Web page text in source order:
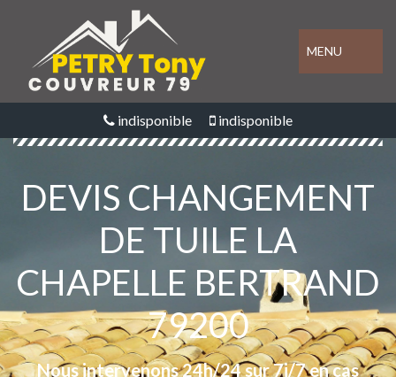
MENU
indisponible indisponible
DEVIS CHANGEMENT
DE TUILE LA
CHAPELLE BERTRAND
79200
Nous intervenons 24h/24 sur 7j/7 en cas